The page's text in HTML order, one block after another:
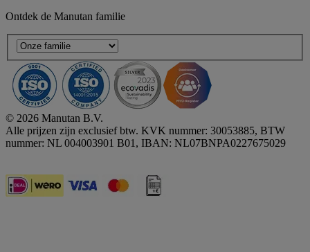
Ontdek de Manutan familie
© 2026 Manutan B.V.
Alle prijzen zijn exclusief btw. KVK nummer: 30053885, BTW
nummer: NL 004003901 B01, IBAN: NL07BNPA0227675029